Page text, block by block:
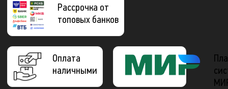
Рассрочка от
топовых банков
Оплата
наличными